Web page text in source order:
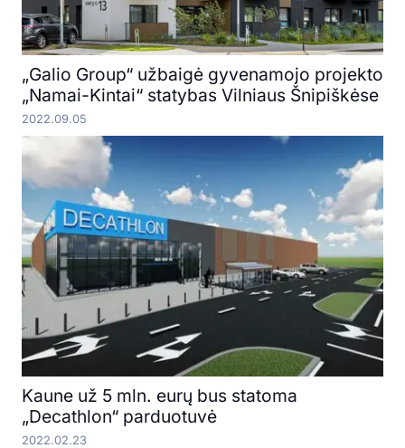
„Galio Group“ užbaigė gyvenamojo projekto
„Namai-Kintai“ statybas Vilniaus Šnipiškėse
2022.09.05
Kaune už 5 mln. eurų bus statoma
„Decathlon“ parduotuvė
2022.02.23